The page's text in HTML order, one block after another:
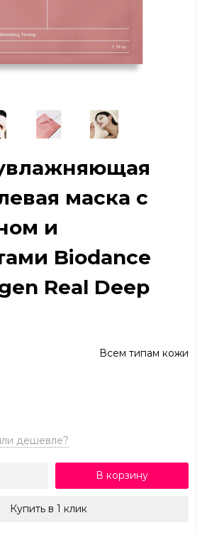
маска с
и
Biodance
Real Deep
Всем типам кожи
дешевле?
В корзину
Купить в 1 клик